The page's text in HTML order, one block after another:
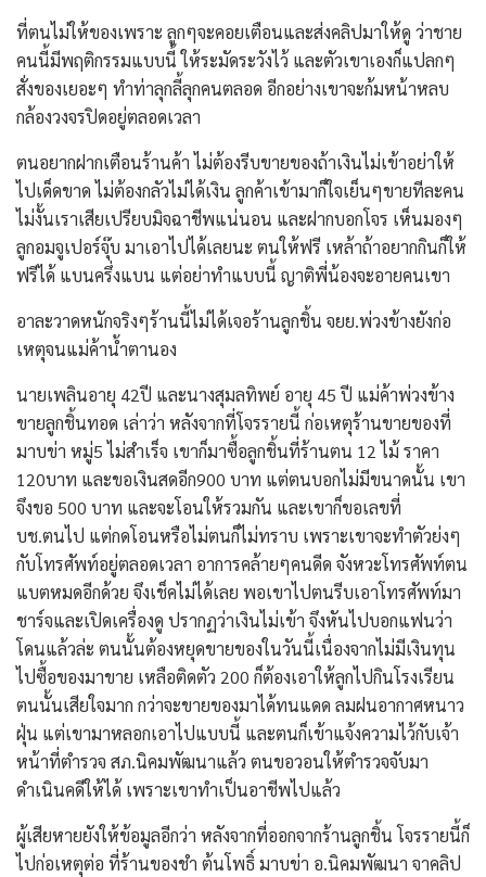
ที่ตนไม่ให้ของเพราะ ลูกๆจะคอยเตือนและส่งคลิปมาให้ดู ว่าชาย
คนนี้มีพฤติกรรมแบบนี้ ให้ระมัดระวังไว้ และตัวเขาเองก็แปลกๆ
สั่งของเยอะๆ ทำท่าลุกลี้ลุกคนตลอด อีกอย่างเขาจะก้มหน้าหลบ
กล้องวงจรปิดอยู่ตลอดเวลา
ตนอยากฝากเตือนร้านค้า ไม่ต้องรีบขายของถ้าเงินไม่เข้าอย่าให้
ไปเด็ดขาด ไม่ต้องกลัวไม่ได้เงิน ลูกค้าเข้ามาก็ใจเย็นๆขายทีละคน
ไม่งั้นเราเสียเปรียบมิจฉาชีพแน่นอน และฝากบอกโจร เห็นมองๆ
ลูกอมจูเปอร์จุ๊บ มาเอาไปได้เลยนะ ตนให้ฟรี เหล้าถ้าอยากกินก็ให้
ฟรีได้ แบนครึ่งแบน แต่อย่าทำแบบนี้ ญาติพี่น้องจะอายคนเขา
อาละวาดหนักจริงๆร้านนี้ไม่ได้เจอร้านลูกชิ้น จยย.พ่วงข้างยังก่อ
เหตุจนแม่ค้าน้ำตานอง
นายเพลินอายุ 42ปี และนางสุมลทิพย์ อายุ 45 ปี แม่ค้าพ่วงข้าง
ขายลูกชิ้นทอด เล่าว่า หลังจากที่โจรรายนี้ ก่อเหตุร้านขายของที่
มาบข่า หมู่5 ไม่สำเร็จ เขาก็มาซื้อลูกชิ้นที่ร้านตน 12 ไม้ ราคา
120บาท และขอเงินสดอีก900 บาท แต่ตนบอกไม่มีขนาดนั้น เขา
จึงขอ 500 บาท และจะโอนให้รวมกัน และเขาก็ขอเลขที่
บช.ตนไป แต่กดโอนหรือไม่ตนก็ไม่ทราบ เพราะเขาจะทำตัวย่งๆ
กับโทรศัพท์อยู่ตลอดเวลา อาการคล้ายๆคนดีด จังหวะโทรศัพท์ตน
แบตหมดอีกด้วย จึงเช็คไม่ได้เลย พอเขาไปตนรีบเอาโทรศัพท์มา
ชาร์จและเปิดเครื่องดู ปรากฏว่าเงินไม่เข้า จึงหันไปบอกแฟนว่า
โดนแล้วล่ะ ตนนั้นต้องหยุดขายของในวันนี้เนื่องจากไม่มีเงินทุน
ไปซื้อของมาขาย เหลือติดตัว 200 ก็ต้องเอาให้ลูกไปกินโรงเรียน
ตนนั้นเสียใจมาก กว่าจะขายของมาได้ทนแดด ลมฝนอากาศหนาว
ฝุ่น แต่เขามาหลอกเอาไปแบบนี้ และตนก็เข้าแจ้งความไว้กับเจ้า
หน้าที่ตำรวจ สภ.นิคมพัฒนาแล้ว ตนขอวอนให้ตำรวจจับมา
ดำเนินคดีให้ได้ เพราะเขาทำเป็นอาชีพไปแล้ว
ผู้เสียหายยังให้ข้อมูลอีกว่า หลังจากที่ออกจากร้านลูกชิ้น โจรรายนี้ก็
ไปก่อเหตุต่อ ที่ร้านของชำ ต้นโพธิ์ มาบข่า อ.นิคมพัฒนา จาคลิป